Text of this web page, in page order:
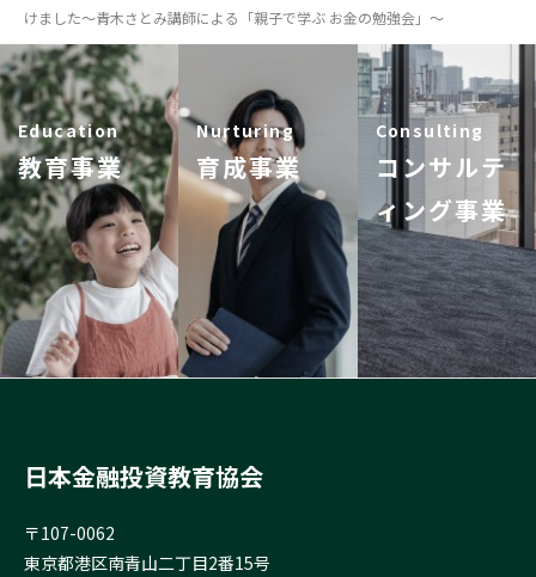
けました～青木さとみ講師による「親子で学ぶ お金の勉強会」～
Education
教育事業
Nurturing
育成事業
Consulting
コンサルテ
ィング事業
日本金融投資教育協会
〒107-0062
東京都港区南青山二丁目2番15号